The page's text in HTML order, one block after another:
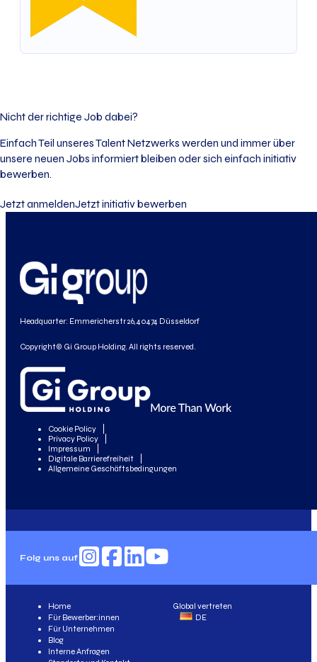
Nicht der richtige Job dabei?
Einfach Teil unseres Talent Netzwerks werden und immer über
unsere neuen Jobs informiert bleiben oder sich einfach initiativ
bewerben.
Jetzt anmeldenJetzt initiativ bewerben
Headquarter: Emmericherstr 26, 40474 Düsseldorf
Copyright© Gi Group Holding. All rights reserved.
Cookie Policy
Privacy Policy
Impressum
Digitale Barrierefreiheit
Allgemeine Geschäftsbedingungen
Folg uns auf
Global vertreten
DE
Home
Für Bewerber:innen
Für Unternehmen
Blog
Interne Anfragen